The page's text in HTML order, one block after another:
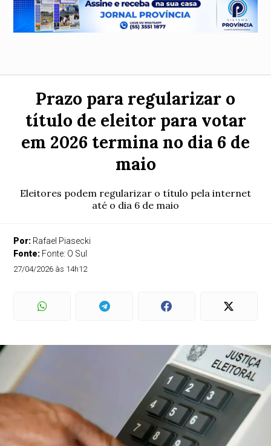
Prazo para regularizar o
título de eleitor para votar
em 2026 termina no dia 6 de
maio
Eleitores podem regularizar o título pela internet
até o dia 6 de maio
Por: Rafael Piasecki
Fonte: Fonte: O Sul
27/04/2026 às 14h12